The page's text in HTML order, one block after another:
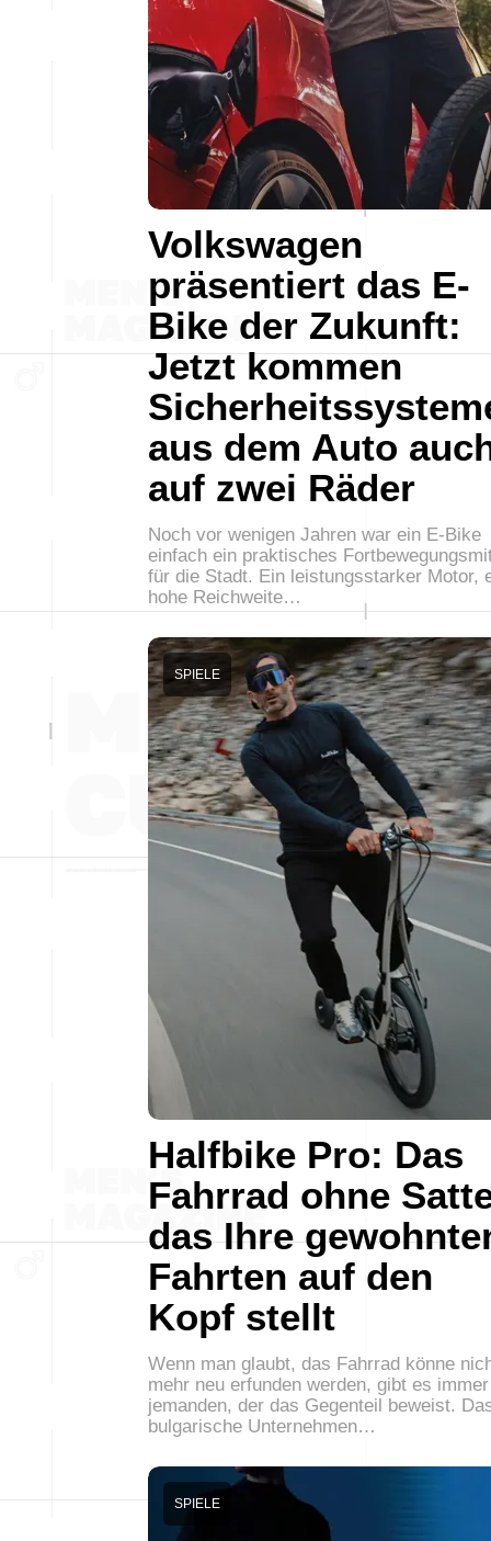
Volkswagen
präsentiert das E-
Bike der Zukunft:
Jetzt kommen
aus dem Auto
auf zwei Räder
Noch vor wenigen Jahren war ein E-Bike
einfach ein praktisches
für die Stadt. Ein leistungsstarker Motor,
hohe Reichweite…
Halfbike Pro: Das
Fahrrad ohne
das Ihre
Fahrten auf den
Kopf stellt
SPIELE
Wenn man glaubt, das Fahrrad könne
mehr neu erfunden werden, gibt es immer
jemanden, der das Gegenteil beweist.
bulgarische Unternehmen…
SPIELE